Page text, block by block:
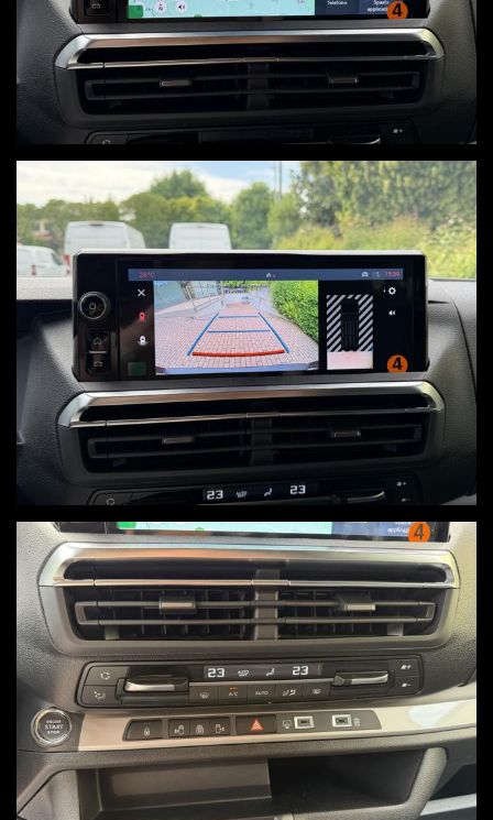
Ho letto e accettol'informativa privacy*
Acconsento al trattamento dei miei dati per finalità di
marketing
Invia
Queste informazioni non saranno condivise con terze parti